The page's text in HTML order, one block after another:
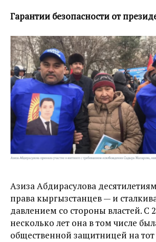
Гарантии безопасности от
Азиза Абдирасулова
права кыргызстанцев — и
давлением со стороны властей. С
несколько лет она в том числе
общественной защитницей на